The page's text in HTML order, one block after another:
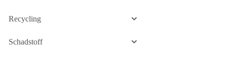
Recycling
Schadstoff